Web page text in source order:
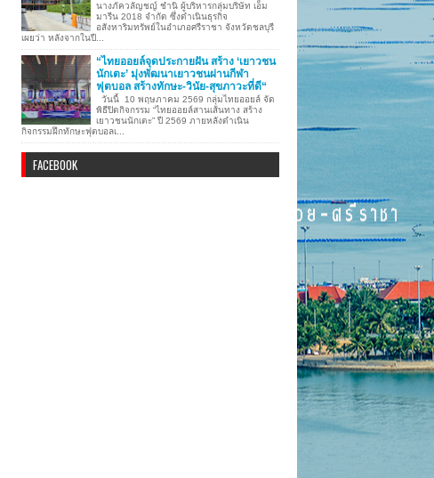
นางภัควลัญชญ์ ชำนิ ผู้บริหารกลุ่มบริษัท เอ็ม
มารีน 2018 จำกัด ซึ่งดำเนินธุรกิจ
อสังหาริมทรัพย์ในอำเภอศรีราชา จังหวัดชลบุรี
เผยว่า หลังจากในปี...
“ไทยออยล์จุดประกายฝัน สร้าง ‘เยาวชน
นักเตะ’ มุ่งพัฒนาเยาวชนผ่านกีฬา
ฟุตบอล สร้างทักษะ-วินัย-สุขภาวะที่ดี“
วันนี้ 10 พฤษภาคม 2569 กลุ่มไทยออยล์ จัด
พิธีปิดกิจกรรม “ไทยออยล์สานเส้นทาง สร้าง
เยาวชนนักเตะ” ปี 2569 ภายหลังดำเนิน
กิจกรรมฝึกทักษะฟุตบอลเ...
FACEBOOK